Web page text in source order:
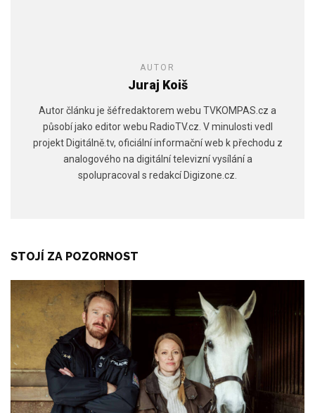
AUTOR
Juraj Koiš
Autor článku je šéfredaktorem webu TVKOMPAS.cz a
působí jako editor webu RadioTV.cz. V minulosti vedl
projekt Digitálně.tv, oficiální informační web k přechodu z
analogového na digitální televizní vysílání a
spolupracoval s redakcí Digizone.cz.
STOJÍ ZA POZORNOST